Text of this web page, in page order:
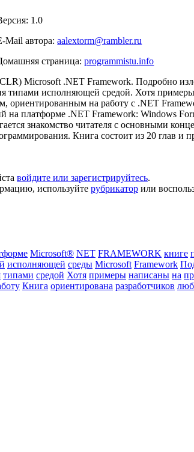
1.0
Mail автора:aalextorm@rambler.ru
страница:programmistu.info
Microsoft .NET Framework. Подробно
типами исполняющей средой. Хотя
ориентированным на работу с .NET
платформе .NET Framework: Windows
знакомство читателя с основными
Книга состоит из 20 глав и
войдите или зарегистрируйтесь.
используйте рубрикатор или
Microsoft® NET FRAMEWORK книге
исполняющей среды Microsoft Framework
типами средой Хотя примеры написаны на
Книга ориентирована разработчиков